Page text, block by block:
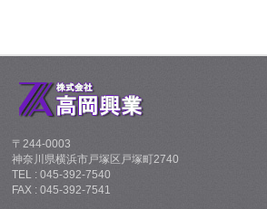
〒244-0003
神奈川県横浜市戸塚区戸塚町2740
TEL : 045-392-7540
FAX : 045-392-7541